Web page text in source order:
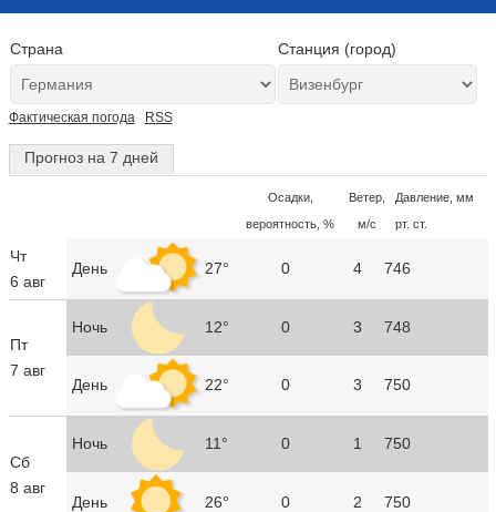
Страна Станция (город)
Фактическая погода RSS
Прогноз на 7 дней
Осадки,
вероятность, %
Ветер,
м/с
Давление, мм
рт. ст.
Чт
6 авг
День 27° 0 4 746
Пт
7 авг
Ночь 12° 0 3 748
День 22° 0 3 750
Сб
8 авг
Ночь 11° 0 1 750
День 26° 0 2 750